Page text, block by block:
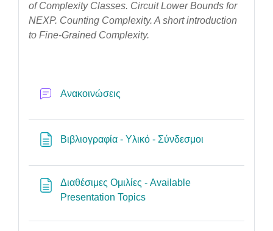
of Complexity Classes. Circuit Lower Bounds for
NEXP. Counting Complexity. A short introduction
to Fine-Grained Complexity.
Ανακοινώσεις
Βιβλιογραφία - Υλικό - Σύνδεσμοι
Διαθέσιμες Ομιλίες - Available
Presentation TopicsPage